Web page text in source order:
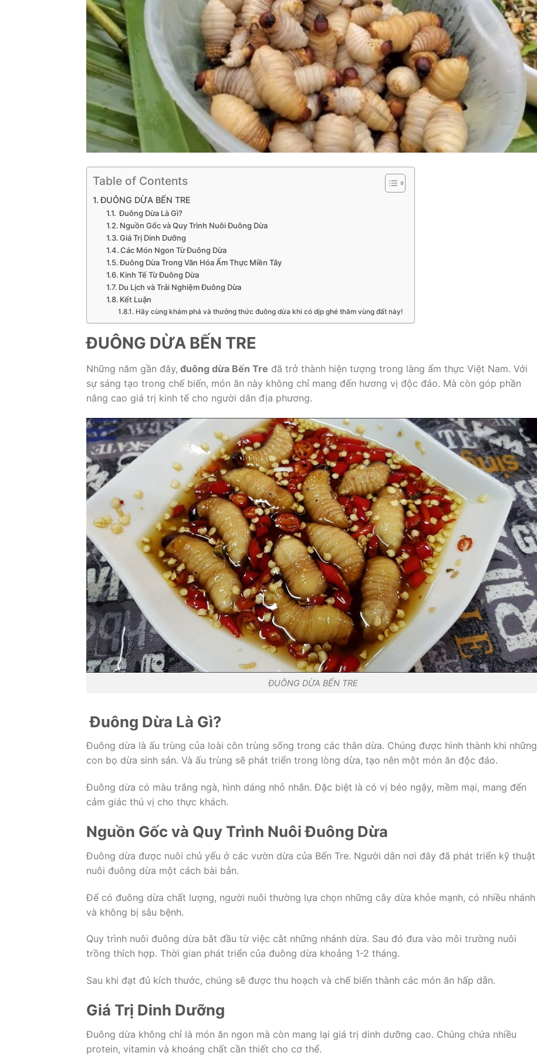
Table of Contents
ĐUÔNG DỪA BẾN TRE
Đuông Dừa Là Gì?
Nguồn Gốc và Quy Trình Nuôi Đuông Dừa
Giá Trị Dinh Dưỡng
Các Món Ngon Từ Đuông Dừa
Đuông Dừa Trong Văn Hóa Ẩm Thực Miền Tây
Kinh Tế Từ Đuông Dừa
Du Lịch và Trải Nghiệm Đuông Dừa
Kết Luận
Hãy cùng khám phá và thưởng thức đuông dừa khi có dịp ghé thăm vùng đất này!
ĐUÔNG DỪA BẾN TRE
Những năm gần đây, đuông dừa Bến Tre đã trở thành hiện tượng trong làng ẩm thực Việt Nam. Với
sự sáng tạo trong chế biến, món ăn này không chỉ mang đến hương vị độc đáo. Mà còn góp phần
nâng cao giá trị kinh tế cho người dân địa phương.
ĐUÔNG DỪA BẾN TRE
Đuông Dừa Là Gì?
Đuông dừa là ấu trùng của loài côn trùng sống trong các thân dừa. Chúng được hình thành khi những
con bọ dừa sinh sản. Và ấu trùng sẽ phát triển trong lòng dừa, tạo nên một món ăn độc đáo.
Đuông dừa có màu trắng ngà, hình dáng nhỏ nhắn. Đặc biệt là có vị béo ngậy, mềm mại, mang đến
cảm giác thú vị cho thực khách.
Nguồn Gốc và Quy Trình Nuôi Đuông Dừa
Đuông dừa được nuôi chủ yếu ở các vườn dừa của Bến Tre. Người dân nơi đây đã phát triển kỹ thuật
nuôi đuông dừa một cách bài bản.
Để có đuông dừa chất lượng, người nuôi thường lựa chọn những cây dừa khỏe mạnh, có nhiều nhánh
và không bị sâu bệnh.
Quy trình nuôi đuông dừa bắt đầu từ việc cắt những nhánh dừa. Sau đó đưa vào môi trường nuôi
trồng thích hợp. Thời gian phát triển của đuông dừa khoảng 1-2 tháng.
Sau khi đạt đủ kích thước, chúng sẽ được thu hoạch và chế biến thành các món ăn hấp dẫn.
Giá Trị Dinh Dưỡng
Đuông dừa không chỉ là món ăn ngon mà còn mang lại giá trị dinh dưỡng cao. Chúng chứa nhiều
protein, vitamin và khoáng chất cần thiết cho cơ thể.